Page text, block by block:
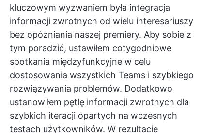
kluczowym wyzwaniem była integracja
informacji zwrotnych od wielu interesariuszy
bez opóźniania naszej premiery. Aby sobie z
tym poradzić, ustawiłem cotygodniowe
spotkania międzyfunkcyjne w celu
dostosowania wszystkich Teams i szybkiego
rozwiązywania problemów. Dodatkowo
ustanowiłem pętlę informacji zwrotnych dla
szybkich iteracji opartych na wczesnych
testach użytkowników. W rezultacie